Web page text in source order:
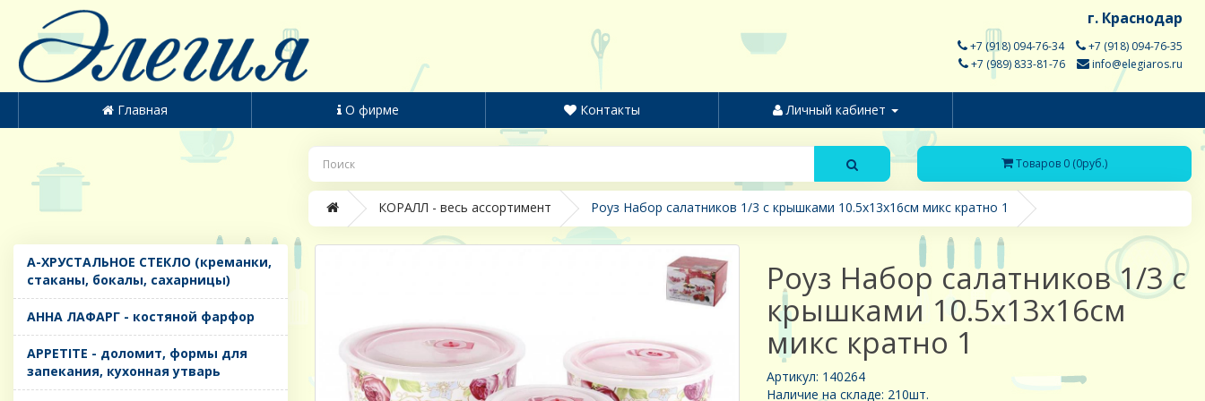
г. Краснодар
+7 (918) 094-76-34
+7 (918) 094-76-35
+7 (989) 833-81-76
info@elegiaros.ru
Главная О фирме Контакты Личный кабинет
Товаров 0 (0руб.)
КОРАЛЛ - весь ассортимент Роуз Набор салатников 1/3 с крышками 10.5х13х16см микс кратно 1
A-ХРУСТАЛЬНОЕ СТЕКЛО (креманки,
стаканы, бокалы, сахарницы)
AHHA ЛАФАРГ - костяной фарфор
APPETITE - доломит, формы для
запекания, кухонная утварь
Роуз Набор салатников 1/3 с
крышками 10.5х13х16см
микс кратно 1
Артикул: 140264
Наличие на складе: 210шт.